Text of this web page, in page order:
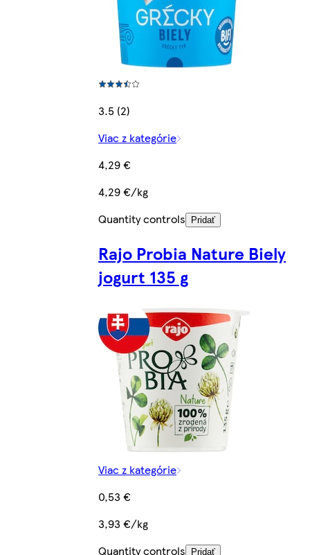
3.5 (2)
Viac z kategórie
4,29 €
4,29 €/kg
Quantity controls
Pridať
Rajo Probia Nature Biely
jogurt 135 g
Viac z kategórie
0,53 €
3,93 €/kg
Quantity controls
Pridať